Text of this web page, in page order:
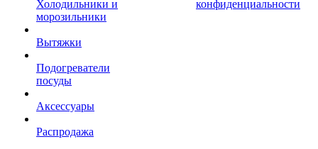
Холодильники и
морозильники
Вытяжки
Подогреватели
посуды
Аксессуары
Распродажа
конфиденциальности